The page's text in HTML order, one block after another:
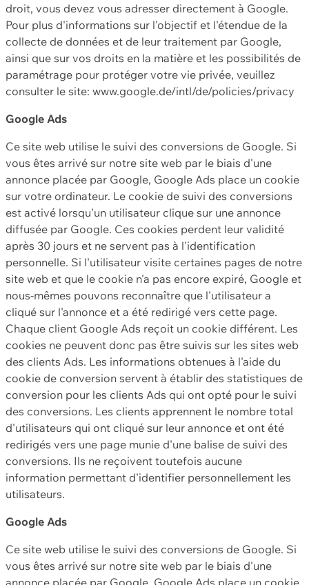
droit, vous devez vous adresser directement à Google.
Pour plus d'informations sur l'objectif et l'étendue de la
collecte de données et de leur traitement par Google,
ainsi que sur vos droits en la matière et les possibilités de
paramétrage pour protéger votre vie privée, veuillez
consulter le site: www.google.de/intl/de/policies/privacy
Google Ads
Ce site web utilise le suivi des conversions de Google. Si
vous êtes arrivé sur notre site web par le biais d'une
annonce placée par Google, Google Ads place un cookie
sur votre ordinateur. Le cookie de suivi des conversions
est activé lorsqu'un utilisateur clique sur une annonce
diffusée par Google. Ces cookies perdent leur validité
après 30 jours et ne servent pas à l'identification
personnelle. Si l'utilisateur visite certaines pages de notre
site web et que le cookie n'a pas encore expiré, Google et
nous-mêmes pouvons reconnaître que l'utilisateur a
cliqué sur l'annonce et a été redirigé vers cette page.
Chaque client Google Ads reçoit un cookie différent. Les
cookies ne peuvent donc pas être suivis sur les sites web
des clients Ads. Les informations obtenues à l'aide du
cookie de conversion servent à établir des statistiques de
conversion pour les clients Ads qui ont opté pour le suivi
des conversions. Les clients apprennent le nombre total
d'utilisateurs qui ont cliqué sur leur annonce et ont été
redirigés vers une page munie d'une balise de suivi des
conversions. Ils ne reçoivent toutefois aucune
information permettant d'identifier personnellement les
utilisateurs.
Google Ads
Ce site web utilise le suivi des conversions de Google. Si
vous êtes arrivé sur notre site web par le biais d'une